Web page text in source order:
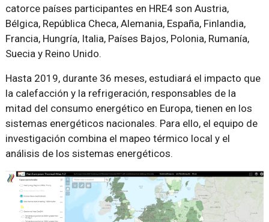
catorce países participantes en HRE4 son Austria,
Bélgica, República Checa, Alemania, España, Finlandia,
Francia, Hungría, Italia, Países Bajos, Polonia, Rumanía,
Suecia y Reino Unido.
Hasta 2019, durante 36 meses, estudiará el impacto que
la calefacción y la refrigeración, responsables de la
mitad del consumo energético en Europa, tienen en los
sistemas energéticos nacionales. Para ello, el equipo de
investigación combina el mapeo térmico local y el
análisis de los sistemas energéticos.